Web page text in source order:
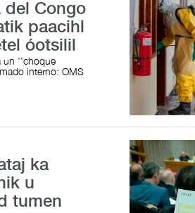
del Congo
paacihl
óotsilil
un ''choque
interno: OMS
ka
u
tumen